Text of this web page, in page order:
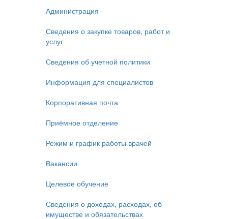
Администрация
Сведения о закупке товаров, работ и
услуг
Сведения об учетной политики
Информация для специалистов
Корпоративная почта
Приёмное отделение
Режим и график работы врачей
Вакансии
Целевое обучение
Сведения о доходах, расходах, об
имуществе и обязательствах